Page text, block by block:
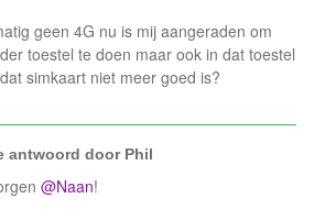
geen 4G nu is mij aangeraden om
toestel te doen maar ook in dat toestel
simkaart niet meer goed is?
antwoord doorPhil
@Naan!